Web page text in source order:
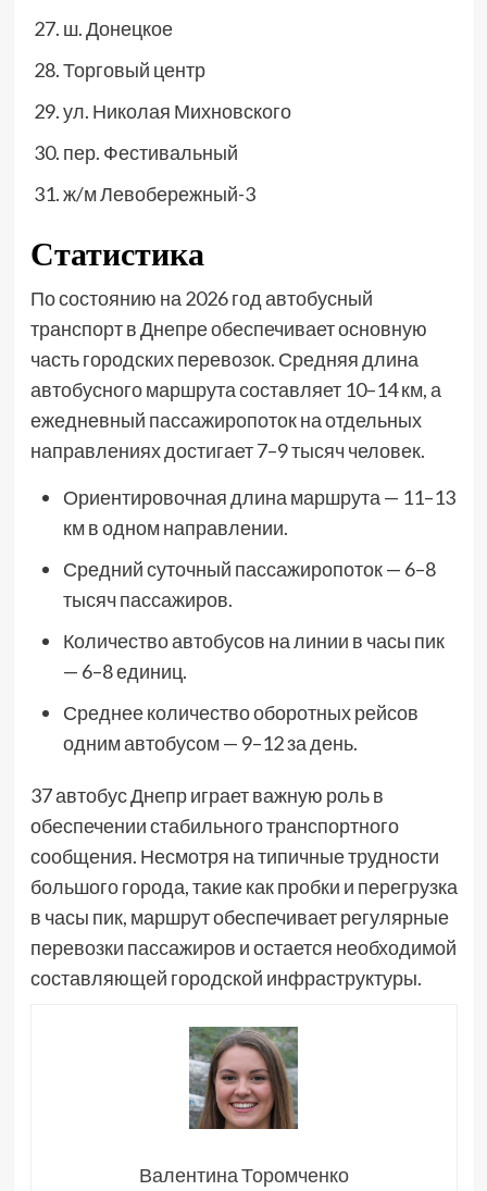
ш. Донецкое
Торговый центр
ул. Николая Михновского
пер. Фестивальный
ж/м Левобережный-3
Статистика
По состоянию на 2026 год автобусный
транспорт в Днепре обеспечивает основную
часть городских перевозок. Средняя длина
автобусного маршрута составляет 10–14 км, а
ежедневный пассажиропоток на отдельных
направлениях достигает 7–9 тысяч человек.
Ориентировочная длина маршрута — 11–13
км в одном направлении.
Средний суточный пассажиропоток — 6–8
тысяч пассажиров.
Количество автобусов на линии в часы пик
— 6–8 единиц.
Среднее количество оборотных рейсов
одним автобусом — 9–12 за день.
37 автобус Днепр играет важную роль в
обеспечении стабильного транспортного
сообщения. Несмотря на типичные трудности
большого города, такие как пробки и перегрузка
в часы пик, маршрут обеспечивает регулярные
перевозки пассажиров и остается необходимой
составляющей городской инфраструктуры.
Валентина Торомченко